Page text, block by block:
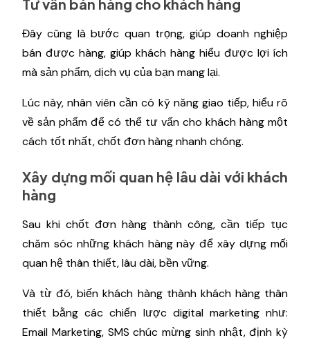
Tư vấn bán hàng cho khách hàng
Đây cũng là bước quan trọng, giúp doanh nghiệp
bán được hàng, giúp khách hàng hiểu được lợi ích
mà sản phẩm, dịch vụ của bạn mang lại.
Lúc này, nhân viên cần có kỹ năng giao tiếp, hiểu rõ
về sản phẩm để có thể tư vấn cho khách hàng một
cách tốt nhất, chốt đơn hàng nhanh chóng.
Xây dựng mối quan hệ lâu dài với khách
hàng
Sau khi chốt đơn hàng thành công, cần tiếp tục
chăm sóc những khách hàng này để xây dựng mối
quan hệ thân thiết, lâu dài, bền vững.
Và từ đó, biến khách hàng thành khách hàng thân
thiết bằng các chiến lược digital marketing như:
Email Marketing, SMS chúc mừng sinh nhật, định kỳ